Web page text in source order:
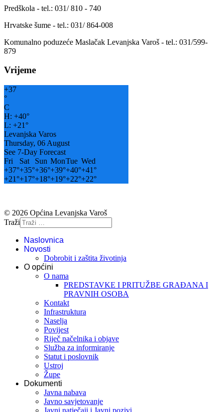
Predškola - tel.: 031/ 810 - 740
Hrvatske šume - tel.: 031/ 864-008
Komunalno poduzeće Maslačak Levanjska Varoš - tel.: 031/599-
879
Vrijeme
+37
°
C
H: +40°
L: +21°
Levanjska Varos
Thursday, 06 August
See 7-Day Forecast
Fri
Sat Sun MonTue Wed
+37°+35°+36°+39°+40°+41°
+21°+17°+18°+19°+22°+22°
© 2026 Općina Levanjska Varoš
Traži
Naslovnica
Novosti
Dobrobit i zaštita životinja
O općini
O nama
PREDSTAVKE I PRITUŽBE GRAĐANA I
PRAVNIH OSOBA
Kontakt
Infrastruktura
Naselja
Povijest
Riječ načelnika i objave
Služba za informiranje
Statut i poslovnik
Ustroj
Župe
Dokumenti
Javna nabava
Javno savjetovanje